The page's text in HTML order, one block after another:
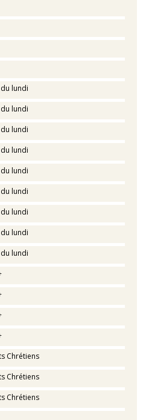
lundi
lundi
lundi
lundi
lundi
lundi
lundi
lundi
lundi
Chrétiens
Chrétiens
Chrétiens